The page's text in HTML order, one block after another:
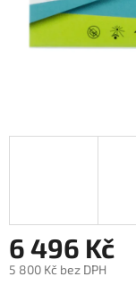
6 496 Kč
5 800 Kč bez DPH